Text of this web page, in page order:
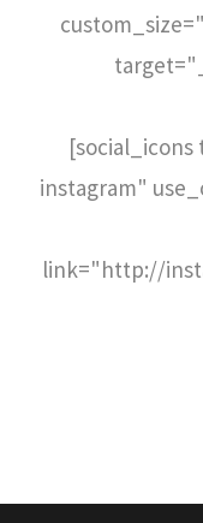
instagram"
link="http://